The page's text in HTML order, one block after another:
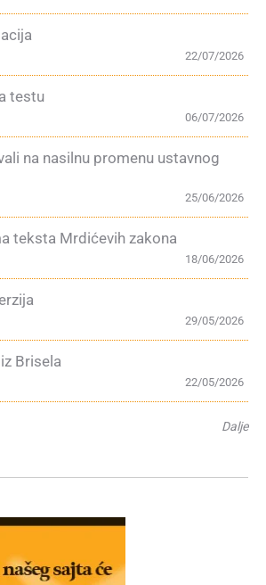
22/07/2026
testu
06/07/2026
na nasilnu promenu ustavnog
25/06/2026
teksta Mrdićevih zakona
18/06/2026
29/05/2026
Brisela
22/05/2026
Dalje